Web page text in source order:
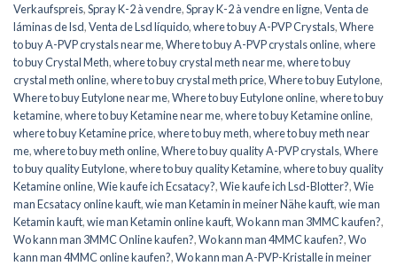
Verkaufspreis,Spray K-2 à vendre,Spray K-2 à vendre en ligne,Venta de
láminas de lsd,Venta de Lsd líquido,where to buy A-PVP Crystals,Where
to buy A-PVP crystals near me,Where to buy A-PVP crystals online,where
to buy Crystal Meth,where to buy crystal meth near me,where to buy
crystal meth online,where to buy crystal meth price,Where to buy Eutylone,
Where to buy Eutylone near me,Where to buy Eutylone online,where to buy
ketamine,where to buy Ketamine near me,where to buy Ketamine online,
where to buy Ketamine price,where to buy meth,where to buy meth near
me,where to buy meth online,Where to buy quality A-PVP crystals,Where
to buy quality Eutylone,where to buy quality Ketamine,where to buy quality
Ketamine online,Wie kaufe ich Ecsatacy?,Wie kaufe ich Lsd-Blotter?,Wie
man Ecsatacy online kauft,wie man Ketamin in meiner Nähe kauft,wie man
Ketamin kauft,wie man Ketamin online kauft,Wo kann man 3MMC kaufen?,
Wo kann man 3MMC Online kaufen?,Wo kann man 4MMC kaufen?,Wo
kann man 4MMC online kaufen?,Wo kann man A-PVP-Kristalle in meiner